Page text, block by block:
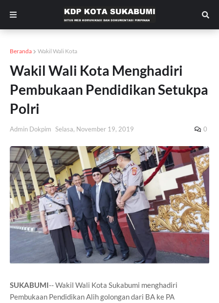
Beranda Wakil Wali Kota
Wakil Wali Kota Menghadiri
Pembukaan Pendidikan Setukpa
Polri
Admin Dokpim Selasa, November 19, 2019 0
SUKABUMI-- Wakil Wali Kota Sukabumi menghadiri
Pembukaan Pendidikan Alih golongan dari BA ke PA